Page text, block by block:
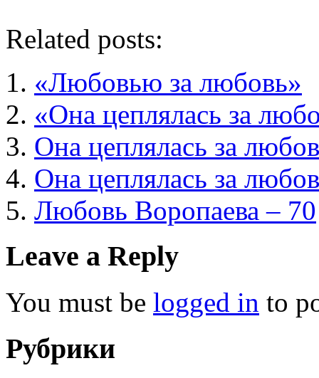
Related posts:
«Любовью за любовь»
«Она цеплялась за
Она цеплялась за
Она цеплялась за
Любовь Воропаева – 70
Leave a Reply
You must be logged in to
Рубрики